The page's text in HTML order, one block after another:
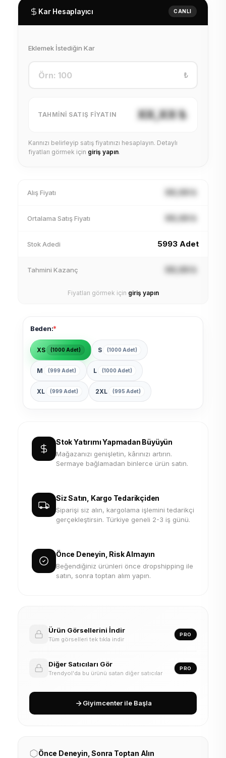
Kar Hesaplayıcı CANLI
Eklemek İstediğin Kar
₺
TAHMINI SATIŞ FIYATIN XX,XX ₺
Karınızı belirleyip satış fiyatınızı hesaplayın. Detaylı
fiyatları görmek için giriş yapın.
Alış Fiyatı XX,XX ₺
Ortalama Satış Fiyatı XX,XX ₺
Stok Adedi 5993 Adet
Tahmini Kazanç XX,XX ₺
Fiyatları görmek için giriş yapın
Beden:*
XS (1000 Adet) S (1000 Adet)
M (999 Adet) L (1000 Adet)
XL (999 Adet) 2XL (995 Adet)
Stok Yatırımı Yapmadan Büyüyün
Mağazanızı genişletin, kârınızı artırın.
Sermaye bağlamadan binlerce ürün satın.
Siz Satın, Kargo Tedarikçiden
Siparişi siz alın, kargolama işlemini tedarikçi
gerçekleştirsin. Türkiye geneli 2-3 iş günü.
Önce Deneyin, Risk Almayın
Beğendiğiniz ürünleri önce dropshipping ile
satın, sonra toptan alım yapın.
Ürün Görsellerini İndir
Tüm görselleri tek tıkla indir
PRO
Diğer Satıcıları Gör
Trendyol'da bu ürünü satan diğer satıcılar
PRO
Giyimcenter ile Başla
Önce Deneyin, Sonra Toptan Alın